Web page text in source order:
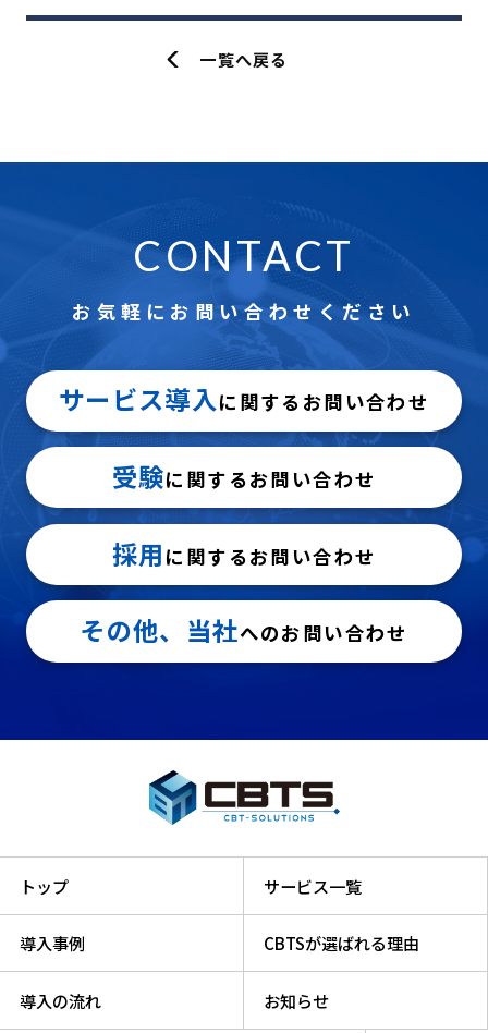
一覧へ戻る
CONTACT
お気軽にお問い合わせください
サービス導入に関するお問い合わせ
受験に関するお問い合わせ
採用 に関するお問い合わせ
その他、当社へのお問い合わせ
トップ サービス一覧
導入事例 CBTSが選ばれる理由
導入の流れ お知らせ